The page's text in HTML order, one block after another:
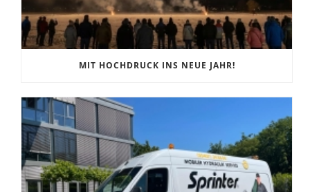
MIT HOCHDRUCK INS NEUE JAHR!